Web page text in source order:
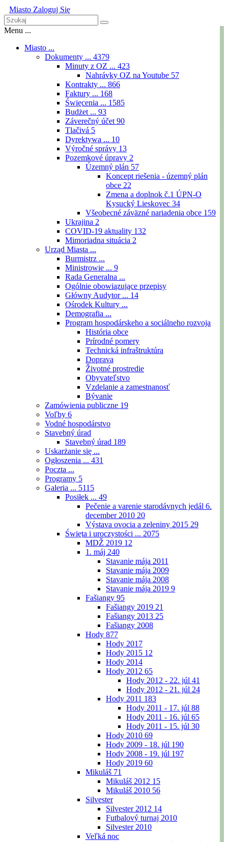
Miasto Zaloguj Się
Menu ...
Miasto ...
Dokumenty ... 4379
Minuty z OZ ... 423
Nahrávky OZ na Youtube 57
Kontrakty ... 866
Faktury ... 168
Święcenia ... 1585
Budżet ... 93
Záverečný účet 90
Tlačivá 5
Dyrektywa ... 10
Výročné správy 13
Pozemkové úpravy 2
Územný plán 57
Koncept riešenia - územný plán
obce 22
Zmena a doplnok č.1 ÚPN-O
Kysucký Lieskovec 34
Všeobecné záväzné nariadenia obce 159
Ukrajina 2
COVID-19 aktuality 132
Mimoriadna situácia 2
Urząd Miasta ...
Burmistrz ...
Ministrowie ... 9
Rada Generalna ...
Ogólnie obowiązujące przepisy
Główny Audytor ... 14
Ośrodek Kultury ...
Demografia ...
Program hospodárskeho a sociálneho rozvoja
História obce
Prírodné pomery
Technická infraštruktúra
Doprava
Životné prostredie
Obyvateľstvo
Vzdelanie a zamestnanosť
Bývanie
Zamówienia publiczne 19
Voľby 6
Vodné hospodárstvo
Stavebný úrad
Stavebný úrad 189
Uskarżanie się ...
Ogłoszenia ... 431
Poczta ...
Programy 5
Galeria ... 5115
Posiłek ... 49
Pečenie a varenie starodávnych jedál 6.
december 2010 20
Výstava ovocia a zeleniny 2015 29
Święta i uroczystości ... 2075
MDŽ 2019 12
1. máj 240
Stavanie mája 2011
Stavanie mája 2009
Stavanie mája 2008
Stavanie mája 2019 9
Fašiangy 95
Fašiangy 2019 21
Fašiangy 2013 25
Fašiangy 2008
Hody 877
Hody 2017
Hody 2015 12
Hody 2014
Hody 2012 65
Hody 2012 - 22. júl 41
Hody 2012 - 21. júl 24
Hody 2011 183
Hody 2011 - 17. júl 88
Hody 2011 - 16. júl 65
Hody 2011 - 15. júl 30
Hody 2010 69
Hody 2009 - 18. júl 190
Hody 2008 - 19. júl 197
Hody 2019 60
Mikuláš 71
Mikuláš 2012 15
Mikuláš 2010 56
Silvester
Silvester 2012 14
Futbalový turnaj 2010
Silvester 2010
Veľká noc